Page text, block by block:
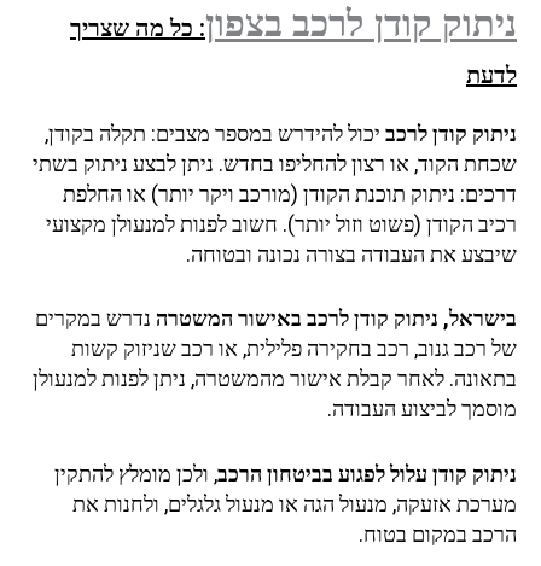
ניתוק קודן לרכב בצפון: כל מה שצריך
לדעת
ניתוק קודן לרכב יכול להידרש במספר מצבים: תקלה בקודן,
שכחת הקוד, או רצון להחליפו בחדש. ניתן לבצע ניתוק בשתי
דרכים: ניתוק תוכנת הקודן (מורכב ויקר יותר) או החלפת
רכיב הקודן (פשוט וזול יותר). חשוב לפנות למנעולן מקצועי
שיבצע את העבודה בצורה נכונה ובטוחה.
בישראל, ניתוק קודן לרכב באישור המשטרה נדרש במקרים
של רכב גנוב, רכב בחקירה פלילית, או רכב שניזוק קשות
בתאונה. לאחר קבלת אישור מהמשטרה, ניתן לפנות למנעולן
מוסמך לביצוע העבודה.
ניתוק קודן עלול לפגוע בביטחון הרכב, ולכן מומלץ להתקין
מערכת אזעקה, מנעול הגה או מנעול גלגלים, ולחנות את
הרכב במקום בטוח.